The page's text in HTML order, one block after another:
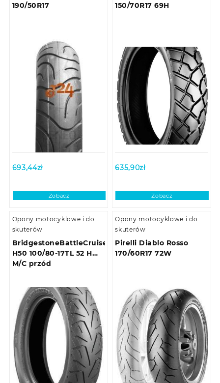
190/50R17
693,44zł
Zobacz
150/70R17 69H
635,90zł
Zobacz
Opony motocyklowe i do
skuterów
BridgestoneBattleCruise
H50 100/80-17TL 52 H
M/C przód
Opony motocyklowe i do
skuterów
Pirelli Diablo Rosso
170/60R17 72W